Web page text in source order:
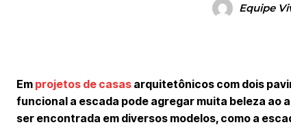
Equipe
Em projetos de casas arquitetônicos com dois
funcional a escada pode agregar muita beleza ao
ser encontrada em diversos modelos, como a